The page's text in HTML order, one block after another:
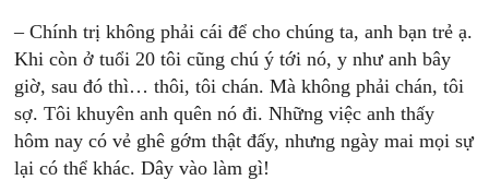
– Chính trị không phải cái để cho chúng ta, anh bạn trẻ ạ.
Khi còn ở tuổi 20 tôi cũng chú ý tới nó, y như anh bây
giờ, sau đó thì… thôi, tôi chán. Mà không phải chán, tôi
sợ. Tôi khuyên anh quên nó đi. Những việc anh thấy
hôm nay có vẻ ghê gớm thật đấy, nhưng ngày mai mọi sự
lại có thể khác. Dây vào làm gì!